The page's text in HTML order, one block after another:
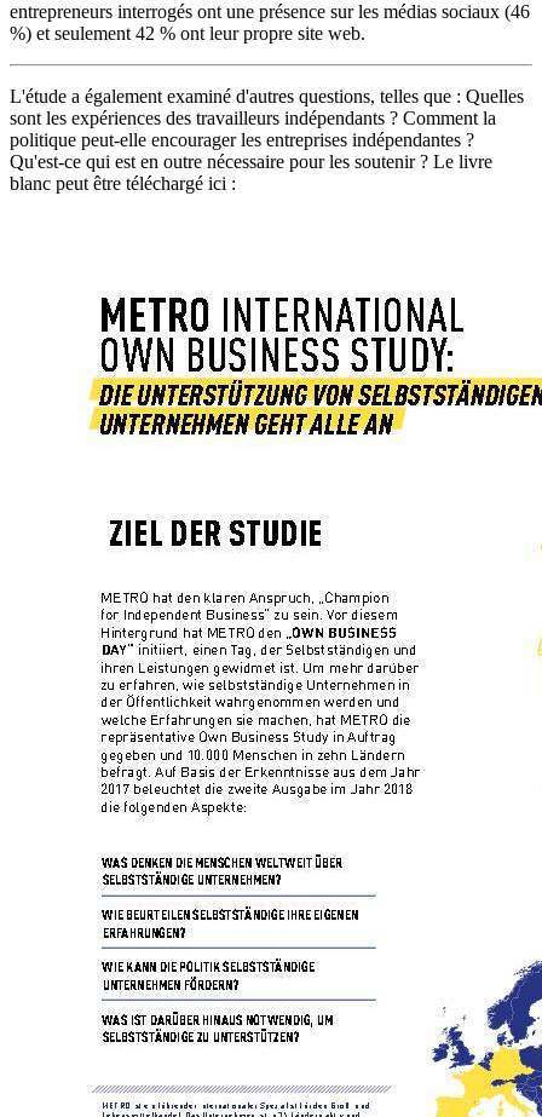
entrepreneurs interrogés ont une présence sur les médias sociaux (46
%) et seulement 42 % ont leur propre site web.
L'étude a également examiné d'autres questions, telles que : Quelles
sont les expériences des travailleurs indépendants ? Comment la
politique peut-elle encourager les entreprises indépendantes ?
Qu'est-ce qui est en outre nécessaire pour les soutenir ? Le livre
blanc peut être téléchargé ici :